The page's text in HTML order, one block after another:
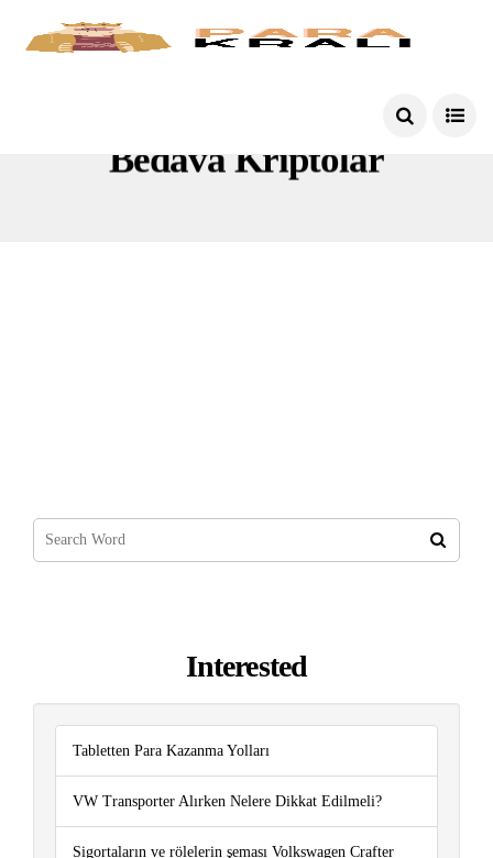
Bedava Kriptolar
Interested
Tabletten Para Kazanma Yolları
VW Transporter Alırken Nelere Dikkat Edilmeli?
Sigortaların ve rölelerin şeması Volkswagen Crafter